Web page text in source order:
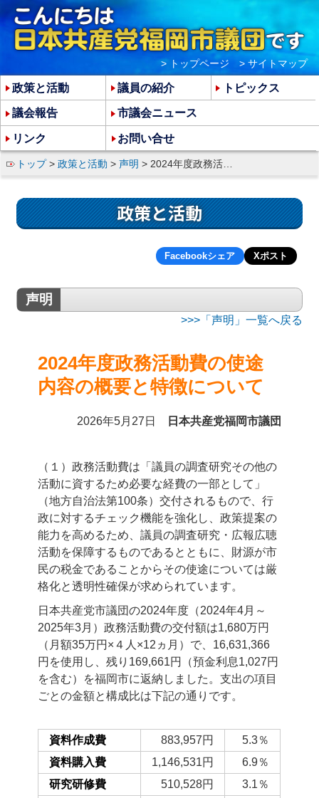
トップ> 政策と活動 > 声明 > 2024年度政務活動費の使途内容の概要と特徴について
政策と活動
Facebookシェア Xポスト
声明
「声明」一覧へ戻る
2024年度政務活動費の使途
内容の概要と特徴について
2026年5月27日 日本共産党福岡市議団
（１）政務活動費は「議員の調査研究その他の
活動に資するため必要な経費の一部として」
（地方自治法第100条）交付されるもので、行
政に対するチェック機能を強化し、政策提案の
能力を高めるため、議員の調査研究・広報広聴
活動を保障するものであるとともに、財源が市
民の税金であることからその使途については厳
格化と透明性確保が求められています。
日本共産党市議団の2024年度（2024年4月～
2025年3月）政務活動費の交付額は1,680万円
（月額35万円×４人×12ヵ月）で、16,631,366
円を使用し、残り169,661円（預金利息1,027円
を含む）を福岡市に返納しました。支出の項目
ごとの金額と構成比は下記の通りです。
資料作成費 883,957円
5.3％
資料購入費
1,146,531円
6.9％
研究研修費
510,528円
3.1％
政策と活動 議員の紹介 トピックス
議会報告 市議会ニュース
リンク お問い合せ
> トップページ > サイトマップ